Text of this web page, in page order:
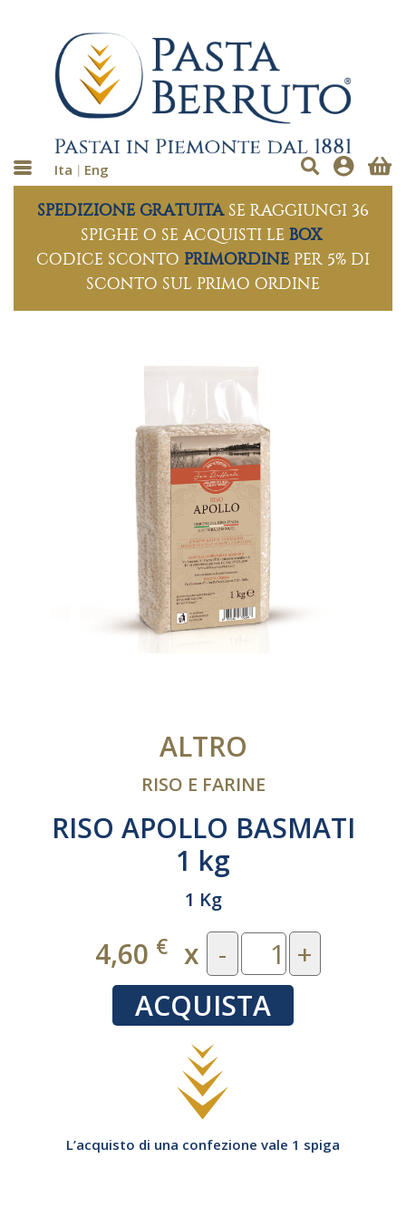
Ita Eng
SPEDIZIONE GRATUITA SE RAGGIUNGI 36
SPIGHE O SE ACQUISTI LE BOX
CODICE SCONTO PRIMORDINE PER 5% DI
SCONTO SUL PRIMO ORDINE
ALTRO
RISO E FARINE
RISO APOLLO BASMATI
1 kg
1 Kg
4,60 € x -
+
ACQUISTA
L’acquisto di una confezione vale 1 spiga